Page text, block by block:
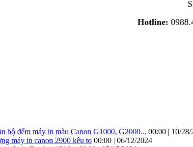
Số 34
Hotline:
bộ đếm máy in màu Canon G1000, G2000... 00:00 | 10/28/
máy in canon 2900 kêu to 00:00 | 06/12/2024